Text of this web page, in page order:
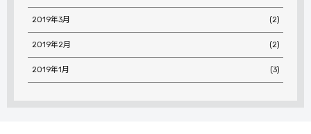
2019年3月 (2)
2019年2月 (2)
2019年1月 (3)